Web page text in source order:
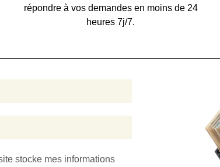
répondre à vos demandes en moins de 24
heures 7j/7.
stocke mes informations